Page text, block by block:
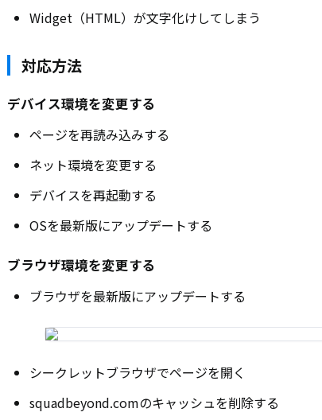
Widget（HTML）が文字化けしてしまう
対応方法
デバイス環境を変更する
ページを再読み込みする
ネット環境を変更する
デバイスを再起動する
OSを最新版にアップデートする
ブラウザ環境を変更する
ブラウザを最新版にアップデートする
シークレットブラウザでページを開く
squadbeyond.comのキャッシュを削除する